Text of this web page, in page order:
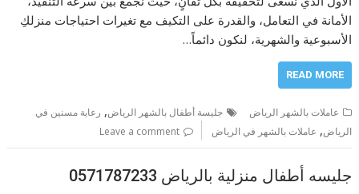
الأمانة في التعامل، والقدرة على التكيف مع تغيرات احتياجات منزلكِ
الأسبوعية والشهرية، لنكون دائماً…
READ MORE
عاملات بالشهر الرياض جليسة أطفال بالشهر الرياض, رعاية مسنين في
الرياض, عاملات بالشهر في الرياض Leave a comment
جليسه أطفال منزلية بالرياض 0571787233